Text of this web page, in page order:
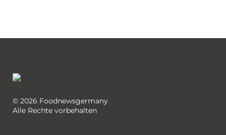
© 2026 Foodnewsgermany
Alle Rechte vorbehalten